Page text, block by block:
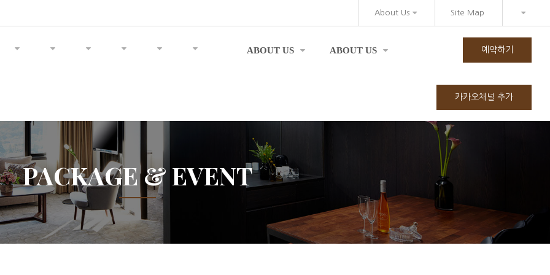
About Us Site Map
ABOUT US ABOUT US 예약하기
카카오채널 추가
PACKAGE & EVENT